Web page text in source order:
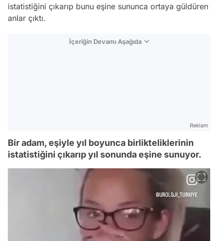
istatistiğini çıkarıp bunu eşine sununca ortaya güldüren
anlar çıktı.
İçeriğin Devamı Aşağıda
Reklam
Bir adam, eşiyle yıl boyunca birlikteliklerinin
istatistiğini çıkarıp yıl sonunda eşine sunuyor.